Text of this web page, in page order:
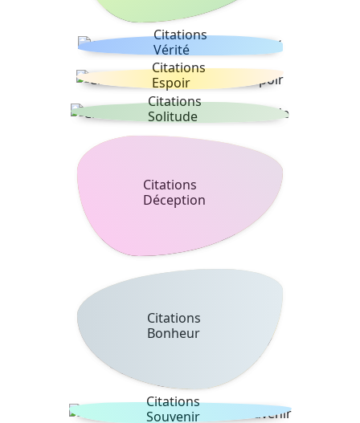
Citations
Vérité
Citations
Espoir
Citations
Solitude
Citations
Déception
Citations
Bonheur
Citations
Souvenir